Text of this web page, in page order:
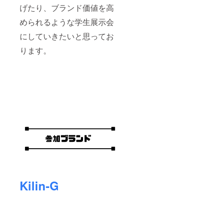
げたり、ブランド価値を高
められるような学生展示会
にしていきたいと思ってお
ります。
Kilin-G